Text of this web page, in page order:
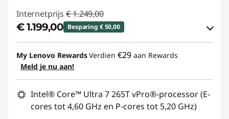
Internetprijs € 1.249,00
€ 1.199,00 Besparing € 50,00
eCoupon-besparingen :-€ 50,00
eCoupon gebruiken :
My Lenovo RewardsVerdien €29 aan Rewards
Meld je nu aan!
Intel® Core™ Ultra 7 265T vPro®-processor (E-
cores tot 4,60 GHz en P-cores tot 5,20 GHz)